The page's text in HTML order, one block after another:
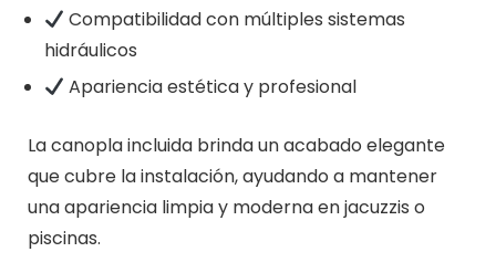
Compatibilidad con múltiples sistemas
hidráulicos
Apariencia estética y profesional
La canopla incluida brinda un acabado elegante
que cubre la instalación, ayudando a mantener
una apariencia limpia y moderna en jacuzzis o
piscinas.